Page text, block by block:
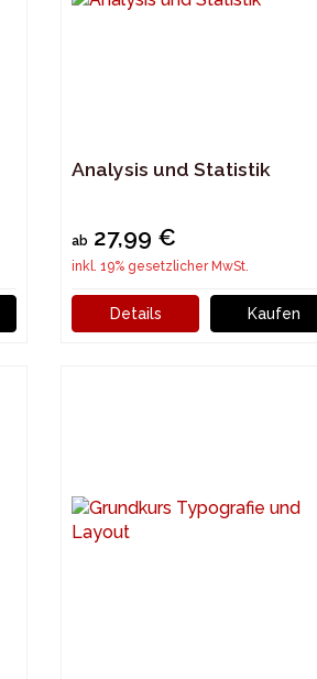
Analysis und Statistik
ab 27,99 €
inkl. 19% gesetzlicher MwSt.
Details Kaufen